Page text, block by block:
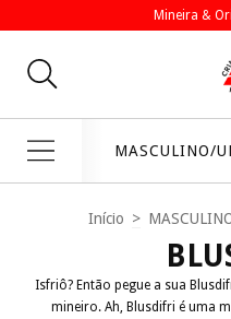
Mineira &
MASCULINO/
Início >
Isfriô? Então pegue a sua
mineiro. Ah, Blusdifri é uma